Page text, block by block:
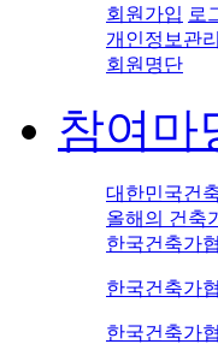
회원가입 로
개인정보관리
회원명단
참여마
대한민국건
올해의 건축
한국건축가
한국건축가
한국건축가